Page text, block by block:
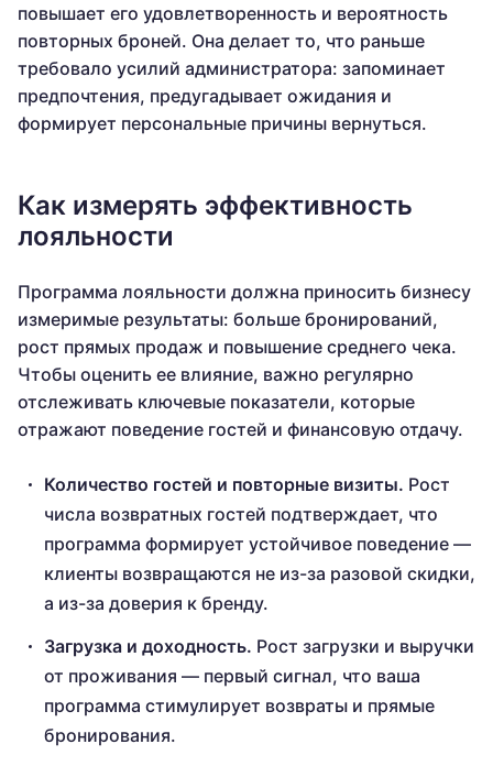
повышает его удовлетворенность и вероятность
повторных броней. Она делает то, что раньше
требовало усилий администратора: запоминает
предпочтения, предугадывает ожидания и
формирует персональные причины вернуться.
Как измерять эффективность
лояльности
Программа лояльности должна приносить бизнесу
измеримые результаты: больше бронирований,
рост прямых продаж и повышение среднего чека.
Чтобы оценить ее влияние, важно регулярно
отслеживать ключевые показатели, которые
отражают поведение гостей и финансовую отдачу.
Количество гостей и повторные визиты. Рост
числа возвратных гостей подтверждает, что
программа формирует устойчивое поведение —
клиенты возвращаются не из-за разовой скидки,
а из-за доверия к бренду.
Загрузка и доходность. Рост загрузки и выручки
от проживания — первый сигнал, что ваша
программа стимулирует возвраты и прямые
бронирования.